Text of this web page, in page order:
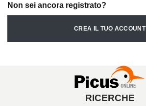
Non sei ancora registrato?
CREA IL TUO ACCOUNT
RICERCHE